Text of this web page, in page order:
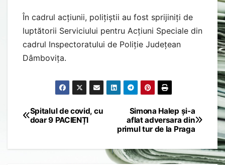
În cadrul acțiunii, polițiștii au fost sprijiniți de
luptătorii Serviciului pentru Acțiuni Speciale din
cadrul Inspectoratului de Poliție Județean
Dâmbovița.
Post
Simona Halep și-a
aflat adversara din
primul tur de la Praga
Spitalul de covid, cu
doar 9 PACIENȚI